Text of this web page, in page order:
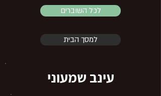
לכל השוברים
למסך הבית
עינב שמעוני